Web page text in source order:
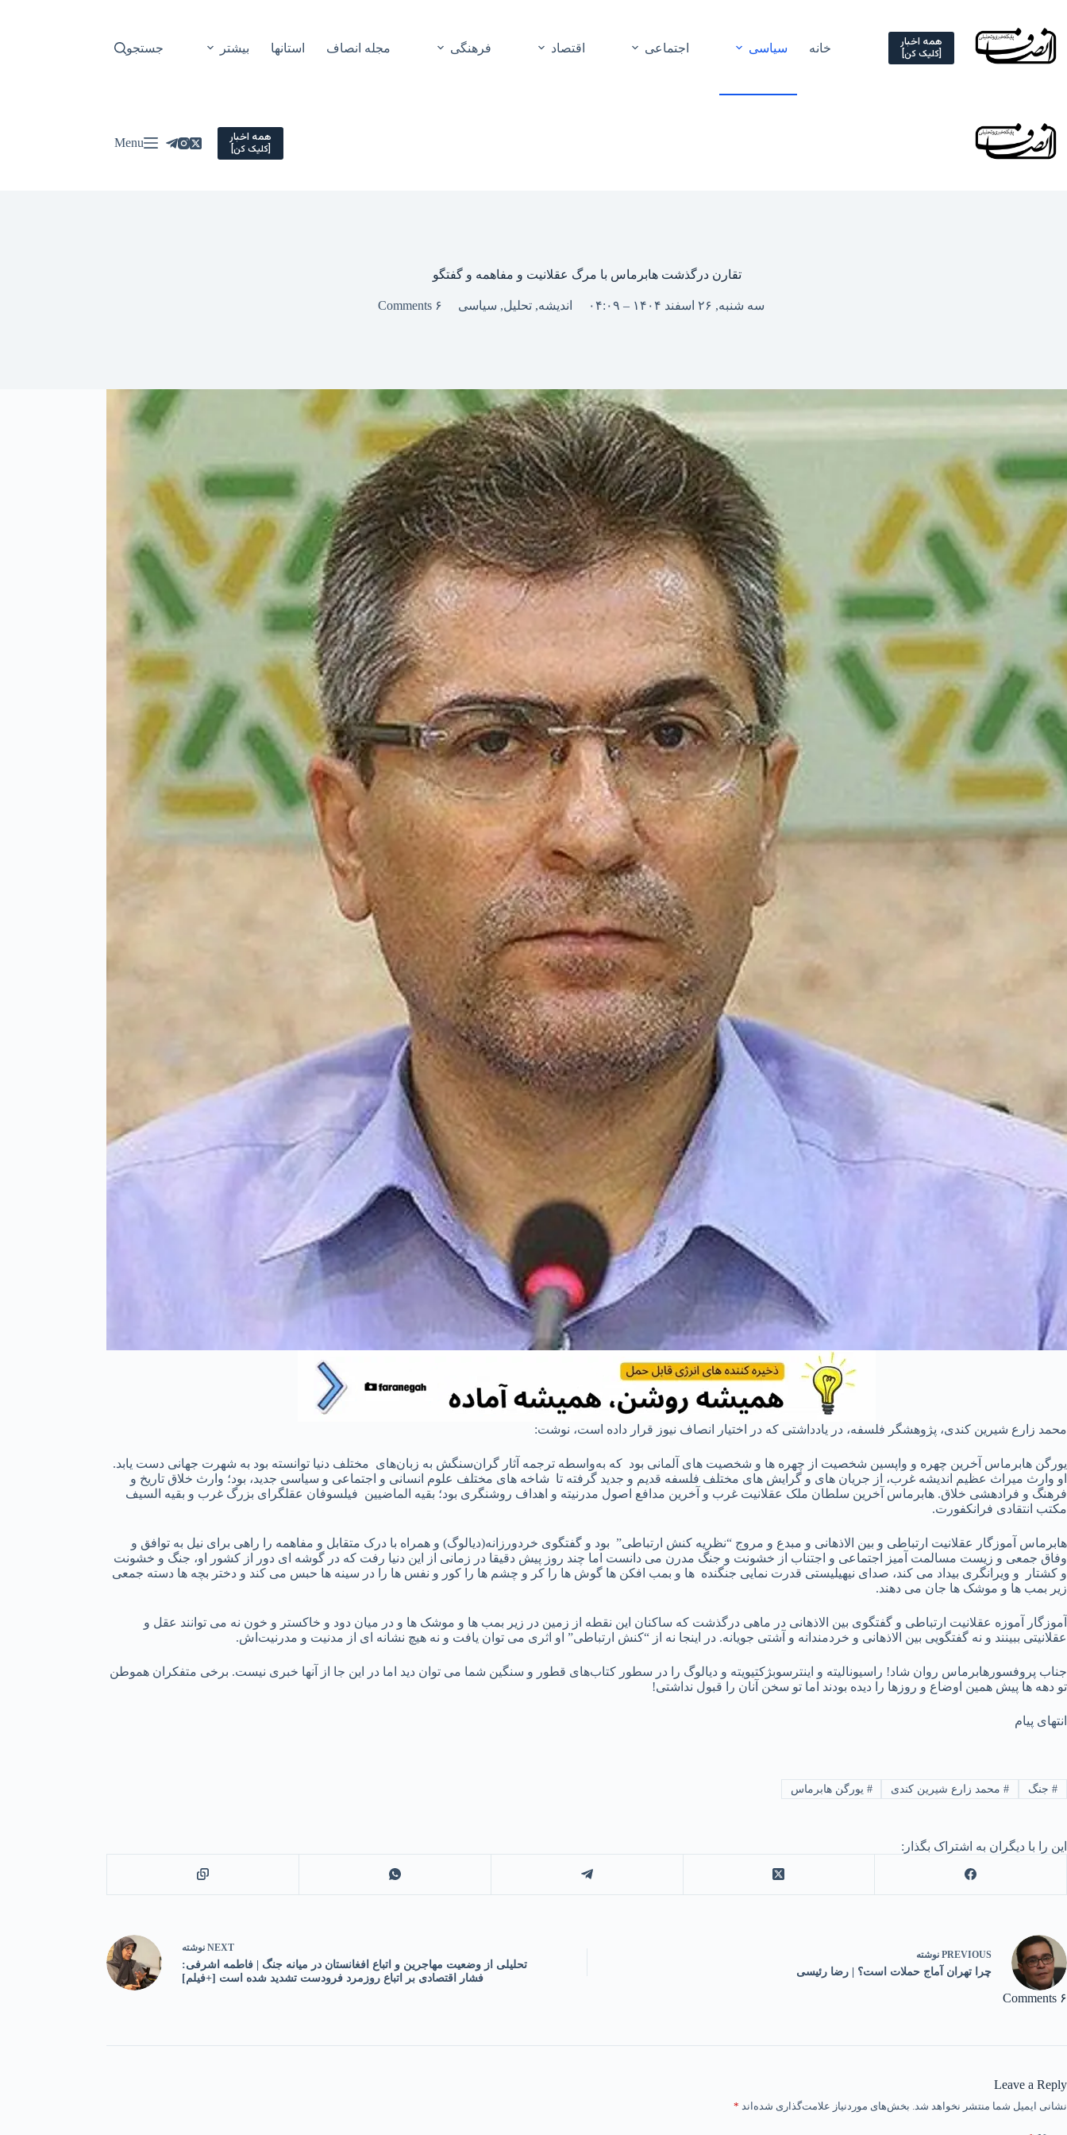
content
همه اخبار
[کلیک کن] خانه سیاسی اجتماعی اقتصاد فرهنگی مجله انصاف استانها بیشتر جستجو
همه اخبار
[کلیک کن] Menu
تقارن درگذشت هابرماس با مرگ عقلانیت و مفاهمه و گفتگو
سه شنبه, ۲۶ اسفند ۱۴۰۴ – ۰۴:۰۹ اندیشه,تحلیل, سیاسی ۶ Comments
محمد زارع شیرین کندی، پژوهشگر فلسفه، در یادداشتی که در اختیار انصاف نیوز قرار داده است، نوشت:
یورگن هابرماس آخرین چهره و واپسین شخصیت از چهره ها و شخصیت های آلمانی بود که به‌واسطه ترجمه آثار گران‌سنگش به زبان‌های مختلف دنیا توانسته بود به شهرت جهانی دست یابد.
او وارث میراث عظیم اندیشه غرب، از جریان های و گرایش های مختلف فلسفه قدیم و جدید گرفته تا شاخه های مختلف علوم انسانی و اجتماعی و سیاسی جدید، بود؛ وارث خلاق تاریخ و
فرهنگ و فرادهشی خلاق. هابرماس آخرین سلطان ملک عقلانیت غرب و آخرین مدافع اصول مدرنیته و اهداف روشنگری بود؛ بقیه الماضیین فیلسوفان عقلگرای بزرگ غرب و بقیه السیف
مکتب انتقادی فرانکفورت.
هابرماس آموزگار عقلانیت ارتباطی و بین الاذهانی و مبدع و مروج “نظریه کنش ارتباطی” بود و گفتگوی خردورزانه(دیالوگ) و همراه با درک متقابل و مفاهمه را راهی برای نیل به توافق و
وفاق جمعی و زیست مسالمت آمیز اجتماعی و اجتناب از خشونت و جنگ مدرن می دانست اما چند روز پیش دقیقا در زمانی از این دنیا رفت که در گوشه ای دور از کشور او، جنگ و خشونت
و کشتار و ویرانگری بیداد می کند، صدای نیهیلیستی قدرت نمایی جنگنده ها و بمب افکن ها گوش ها را کر و چشم ها را کور و نفس ها را در سینه ها حبس می کند و دختر بچه ها دسته جمعی
زیر بمب ها و موشک ها جان می دهند.
آموزگار آموزه عقلانیت ارتباطی و گفتگوی بین الاذهانی در ماهی درگذشت که ساکنان این نقطه از زمین در زیر بمب ها و موشک ها و در میان دود و خاکستر و خون نه می توانند عقل و
عقلانیتی ببینند و نه گفتگویی بین الاذهانی و خردمندانه و آشتی جویانه. در اینجا نه از “کنش ارتباطی” او اثری می توان یافت و نه هیچ نشانه ای از مدنیت و مدرنیت‌اش.
جناب پروفسورهابرماس روان شاد! راسیونالیته و اینترسوبژکتیویته و دیالوگ را در سطور کتاب‌های قطور و سنگین شما می توان دید اما در این جا از آنها خبری نیست. برخی متفکران هموطن
تو دهه ها پیش همین اوضاع و روزها را دیده بودند اما تو سخن آنان را قبول نداشتی!
انتهای پیام
#جنگ #محمد زارع شیرین کندی # یورگن هابرماس
این را با دیگران به اشتراک بگذار:
PREVIOUS نوشته
چرا تهران آماج حملات است؟ | رضا رئیسی
NEXT نوشته
تحلیلی از وضعیت مهاجرین و اتباع افغانستان در میانه جنگ | فاطمه اشرفی:
فشار اقتصادی بر اتباع روزمرد فرودست تشدید شده است [+فیلم]
۶ Comments
Leave a Reply
نشانی ایمیل شما منتشر نخواهد شد. بخش‌های موردنیاز علامت‌گذاری شده‌اند *